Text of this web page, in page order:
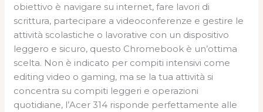
obiettivo è navigare su internet, fare lavori di
scrittura, partecipare a videoconferenze e gestire le
attività scolastiche o lavorative con un dispositivo
leggero e sicuro, questo Chromebook è un’ottima
scelta. Non è indicato per compiti intensivi come
editing video o gaming, ma se la tua attività si
concentra su compiti leggeri e operazioni
quotidiane, l’Acer 314 risponde perfettamente alle